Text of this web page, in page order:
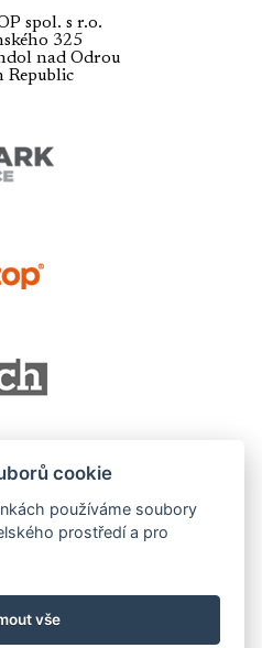
spol. s r.o.
325
nad Odrou
Republic
cookie
používáme soubory
prostředí a pro
vše